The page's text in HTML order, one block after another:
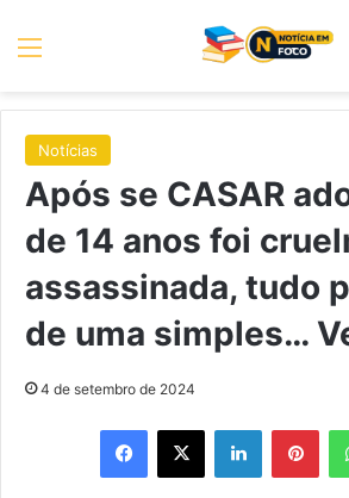
Menu
Notícias
Após se CASAR
de 14 anos foi
assassinada, tudo
de uma simples…
4 de setembro de 2024
Facebook
X Linkedin